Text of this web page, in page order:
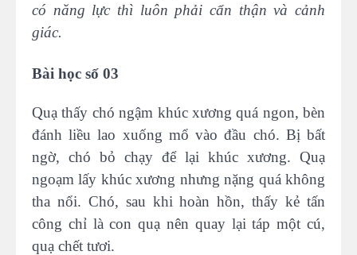
có năng lực thì luôn phải cẩn thận và cảnh
giác.
Bài học số 03
Quạ thấy chó ngậm khúc xương quá ngon, bèn
đánh liều lao xuống mổ vào đầu chó. Bị bất
ngờ, chó bỏ chạy để lại khúc xương. Quạ
ngoạm lấy khúc xương nhưng nặng quá không
tha nổi. Chó, sau khi hoàn hồn, thấy kẻ tấn
công chỉ là con quạ nên quay lại táp một cú,
quạ chết tươi.